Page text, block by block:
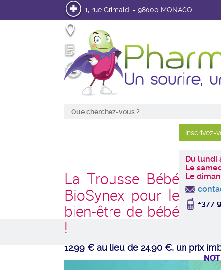
1, rue Grimaldi - 98000 MONACO
Infos pratiques
Mon Ordonnance en ligne
Mon Compte
Du lundi
Le
Le
+377
La Trousse Bébé
BioSynex pour le
bien-être de bébé
!
12.99 € au lieu de 24.90 €, un prix